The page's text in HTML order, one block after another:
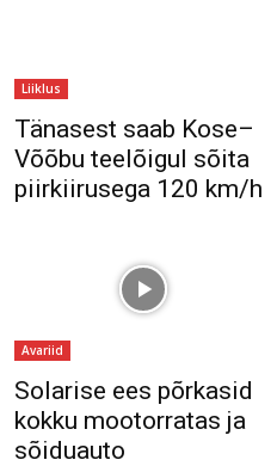
Liiklus
Tänasest saab Kose–
Võõbu teelõigul sõita
piirkiirusega 120 km/h
Avariid
Solarise ees põrkasid
kokku mootorratas ja
sõiduauto